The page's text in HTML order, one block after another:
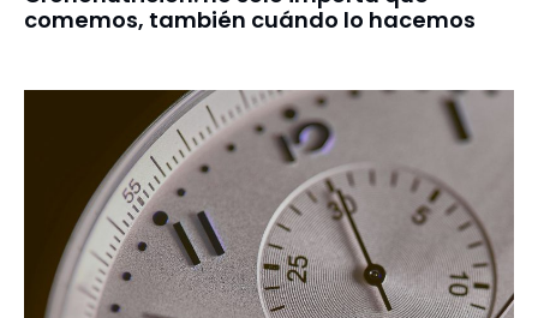
comemos, también cuándo lo hacemos